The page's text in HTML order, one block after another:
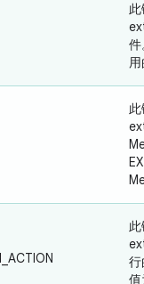
此
件
用
此
此
行
值